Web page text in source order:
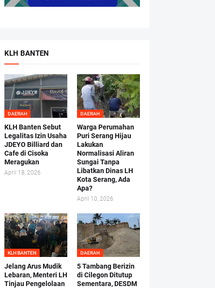
KLH BANTEN
DAERAH
KLH Banten Sebut
Legalitas Izin Usaha
JDEYO Billiard dan
Cafe di Cisoka
Meragukan
April 18, 2026
DAERAH
Warga Perumahan
Puri Serang Hijau
Lakukan
Normalisasi Aliran
Sungai Tanpa
Libatkan Dinas LH
Kota Serang, Ada
Apa?
April 10, 2026
KLH BANTEN
Jelang Arus Mudik
Lebaran, Menteri LH
Tinjau Pengelolaan
DAERAH
5 Tambang Berizin
di Cilegon Ditutup
Sementara, DESDM